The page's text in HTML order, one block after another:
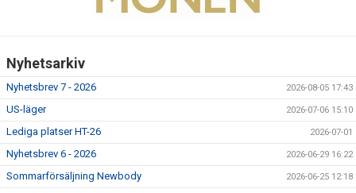
ANLÄGGNING
BLI MEDLEM
IDEELLT ARBETE
Nyhetsarkiv
Nyhetsbrev 7 - 2026 2026-08-05 17:43
US-läger 2026-07-06 15:10
Lediga platser HT-26 2026-07-01
Nyhetsbrev 6 - 2026 2026-06-29 16:22
Sommarförsäljning Newbody 2026-06-25 12:18